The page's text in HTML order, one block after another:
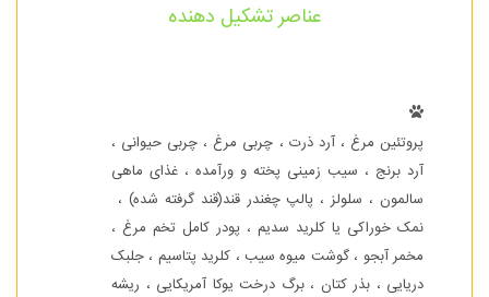
عناصر تشکیل دهنده
پروتئین مرغ ، آرد ذرت ، چربی مرغ ، چربی حیوانی ،
آرد برنج ، سیب زمینی پخته و ورآمده ، غذای ماهی
سالمون ، سلولز ، پالپ چغندر قند(قند گرفته شده) ،
نمک خوراکی یا کلرید سدیم ، پودر کامل تخم مرغ ،
مخمر آبجو ، گوشت میوه سیب ، کلرید پتاسیم ، جلبک
دریایی ، بذر کتان ، برگ درخت یوکا آمریکایی ، ریشه